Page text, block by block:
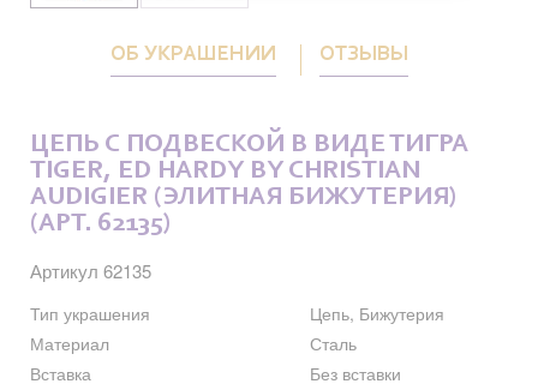
ОБ УКРАШЕНИИ ОТЗЫВЫ
ЦЕПЬ С ПОДВЕСКОЙ В ВИДЕ ТИГРА
TIGER, ED HARDY BY CHRISTIAN
AUDIGIER (ЭЛИТНАЯ БИЖУТЕРИЯ)
(АРТ. 62135)
Артикул 62135
Тип украшения
Цепь, Бижутерия
Материал
Сталь
Вставка
Без вставки